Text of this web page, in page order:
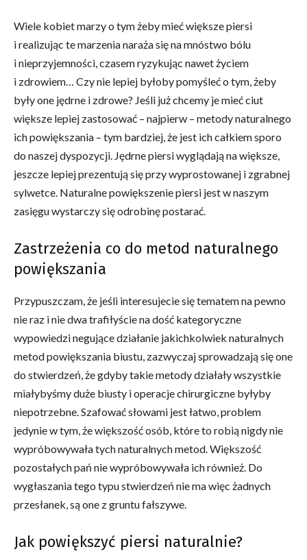
Wiele kobiet marzy o tym żeby mieć większe piersi
i realizując te marzenia naraża się na mnóstwo bólu
i nieprzyjemności, czasem ryzykując nawet życiem
i zdrowiem… Czy nie lepiej byłoby pomyśleć o tym, żeby
były one jędrne i zdrowe? Jeśli już chcemy je mieć ciut
większe lepiej zastosować – najpierw – metody naturalnego
ich powiększania – tym bardziej, że jest ich całkiem sporo
do naszej dyspozycji. Jędrne piersi wyglądają na większe,
jeszcze lepiej prezentują się przy wyprostowanej i zgrabnej
sylwetce. Naturalne powiększenie piersi jest w naszym
zasięgu wystarczy się odrobinę postarać.
Zastrzeżenia co do metod naturalnego
powiększania
Przypuszczam, że jeśli interesujecie się tematem na pewno
nie raz i nie dwa trafiłyście na dość kategoryczne
wypowiedzi negujące działanie jakichkolwiek naturalnych
metod powiększania biustu, zazwyczaj sprowadzają się one
do stwierdzeń, że gdyby takie metody działały wszystkie
miałybyśmy duże biusty i operacje chirurgiczne byłyby
niepotrzebne. Szafować słowami jest łatwo, problem
jedynie w tym, że większość osób, które to robią nigdy nie
wypróbowywała tych naturalnych metod. Większość
pozostałych pań nie wypróbowywała ich również. Do
wygłaszania tego typu stwierdzeń nie ma więc żadnych
przesłanek, są one z gruntu fałszywe.
Jak powiększyć piersi naturalnie?